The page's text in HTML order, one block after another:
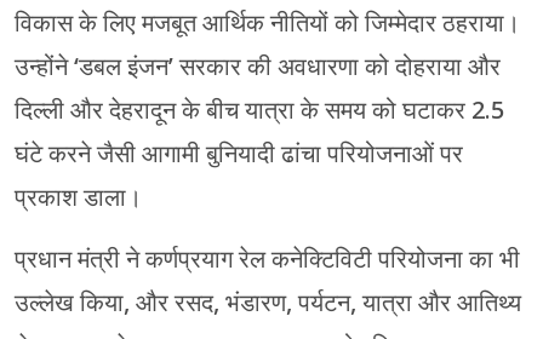
विकास के लिए मजबूत आर्थिक नीतियों को जिम्मेदार ठहराया।
उन्होंने ‘डबल इंजन’ सरकार की अवधारणा को दोहराया और
दिल्ली और देहरादून के बीच यात्रा के समय को घटाकर 2.5
घंटे करने जैसी आगामी बुनियादी ढांचा परियोजनाओं पर
प्रकाश डाला।
प्रधान मंत्री ने कर्णप्रयाग रेल कनेक्टिविटी परियोजना का भी
उल्लेख किया, और रसद, भंडारण, पर्यटन, यात्रा और आतिथ्य